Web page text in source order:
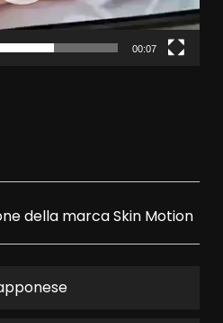
00:07
della marcaSkin Motion